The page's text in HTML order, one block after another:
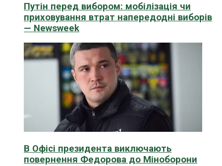
Путін перед вибором: мобілізація чи
приховування втрат напередодні виборів
— Newsweek
В Офісі президента виключають
повернення Федорова до Міноборони